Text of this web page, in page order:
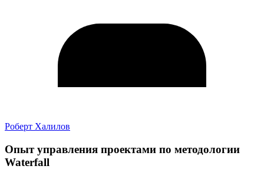
Роберт Халилов
Опыт управления проектами по методологии
Waterfall